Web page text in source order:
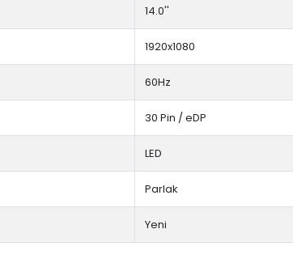
14.0''
1920x1080
60Hz
30 Pin / eDP
LED
Parlak
Yeni